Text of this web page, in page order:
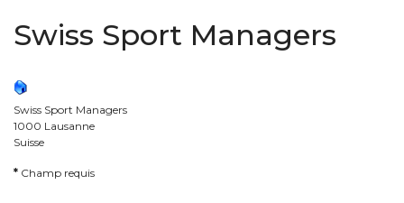
Swiss Sport Managers
Swiss Sport Managers
1000 Lausanne
Suisse
* Champ requis